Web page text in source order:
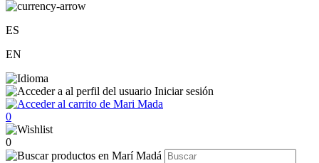
ES
EN
Iniciar sesión
0
0